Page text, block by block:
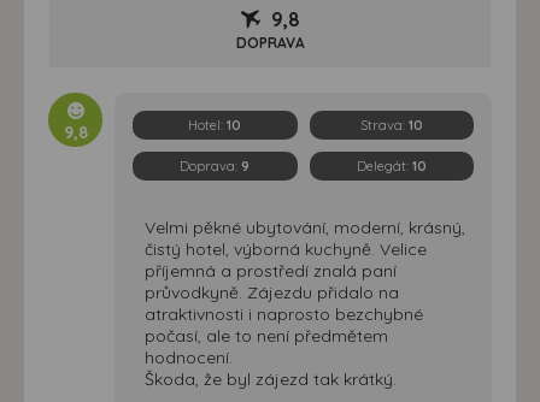
9,8
DOPRAVA
9,8 Hotel:10 Strava: 10
Doprava: 9 Delegát: 10
Velmi pěkné ubytování, moderní, krásný,
čistý hotel, výborná kuchyně. Velice
příjemná a prostředí znalá paní
průvodkyně. Zájezdu přidalo na
atraktivnosti i naprosto bezchybné
počasí, ale to není předmětem
hodnocení.
Škoda, že byl zájezd tak krátký.